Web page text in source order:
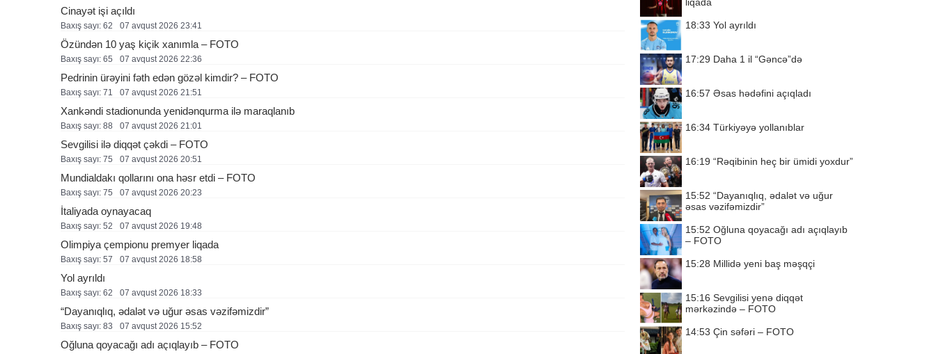
Cinayət işi açıldı
Baxış sayı: 62 07 avqust 2026 23:41
Özündən 10 yaş kiçik xanımla – FOTO
Baxış sayı: 65 07 avqust 2026 22:36
Pedrinin ürəyini fəth edən gözəl kimdir? – FOTO
Baxış sayı: 71 07 avqust 2026 21:51
Xankəndi stadionunda yenidənqurma ilə maraqlanıb
Baxış sayı: 88 07 avqust 2026 21:01
Sevgilisi ilə diqqət çəkdi – FOTO
Baxış sayı: 75 07 avqust 2026 20:51
Mundialdakı qollarını ona həsr etdi – FOTO
Baxış sayı: 75 07 avqust 2026 20:23
İtaliyada oynayacaq
Baxış sayı: 52 07 avqust 2026 19:48
Olimpiya çempionu premyer liqada
Baxış sayı: 57 07 avqust 2026 18:58
Yol ayrıldı
Baxış sayı: 62 07 avqust 2026 18:33
“Dayanıqlıq, ədalət və uğur əsas vəzifəmizdir”
Baxış sayı: 83 07 avqust 2026 15:52
Oğluna qoyacağı adı açıqlayıb – FOTO
18:33 Yol ayrıldı
17:29 Daha 1 il “Gəncə”də
16:57 Əsas hədəfini açıqladı
16:34 Türkiyəyə yollanıblar
16:19 “Rəqibinin heç bir ümidi yoxdur”
15:52 “Dayanıqlıq, ədalət və uğur
əsas vəzifəmizdir”
15:52 Oğluna qoyacağı adı açıqlayıb
– FOTO
15:28 Millidə yeni baş məşqçi
15:16 Sevgilisi yenə diqqət
mərkəzində – FOTO
14:53 Çin səfəri – FOTO